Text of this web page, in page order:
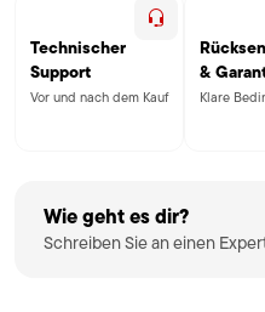
Technischer
Support
Vor und nach dem Kauf
&
Klare
Wie geht es dir?
Schreiben Sie an einen